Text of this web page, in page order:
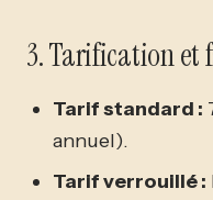
3. Tarification et
Tarif standard :
annuel).
Tarif verrouillé :